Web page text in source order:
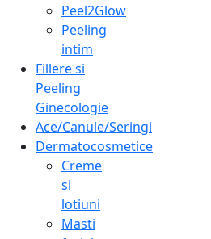
Peel2Glow
Peeling
intim
Fillere si
Peeling
Ginecologie
Ace/Canule/Seringi
Dermatocosmetice
Creme
si
lotiuni
Masti